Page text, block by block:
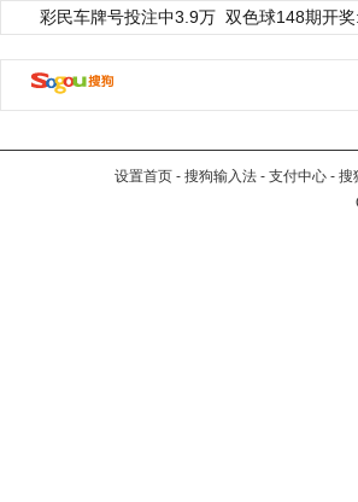
彩民车牌号投注中3.9万 双色球148期开
设置首页 - 搜狗输入法 - 支付中心 - 搜